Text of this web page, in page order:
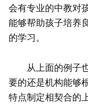
会有专业的中教对
能够帮助孩子培养
的学习。
从上面的例子也
要的还是机构能够
特点制定相契合的